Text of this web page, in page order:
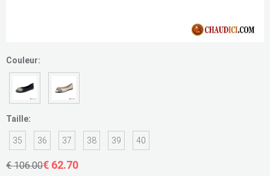
Couleur:
Taille:
35 36 37 38 39 40
€ 106.00€ 62.70